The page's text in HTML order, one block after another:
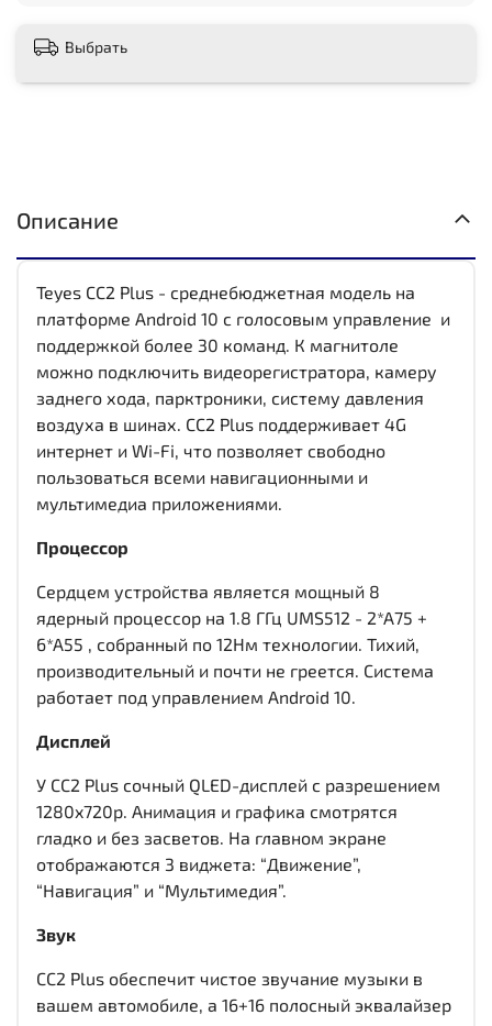
Выбрать
Описание
Teyes CC2 Plus - среднебюджетная модель на
платформе Android 10 с голосовым управление и
поддержкой более 30 команд. К магнитоле
можно подключить видеорегистратора, камеру
заднего хода, парктроники, систему давления
воздуха в шинах. CC2 Plus поддерживает 4G
интернет и Wi-Fi, что позволяет свободно
пользоваться всеми навигационными и
мультимедиа приложениями.
Процессор
Сердцем устройства является мощный 8
ядерный процессор на 1.8 ГГц UMS512 - 2*A75 +
6*A55 , собранный по 12Нм технологии. Тихий,
производительный и почти не греется. Система
работает под управлением Android 10.
Дисплей
У CC2 Plus сочный QLED-дисплей c разрешением
1280x720р. Анимация и графика смотрятся
гладко и без засветов. На главном экране
отображаются 3 виджета: “Движение”,
“Навигация” и “Мультимедия”.
Звук
CC2 Plus обеспечит чистое звучание музыки в
вашем автомобиле, а 16+16 полосный эквалайзер